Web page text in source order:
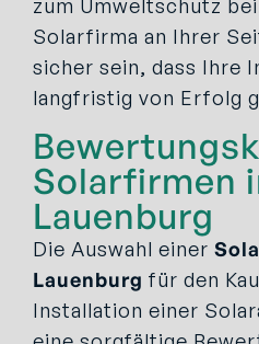
zum Umweltschutz
Solarfirma an Ihrer
sicher sein, dass Ihre
langfristig von Erfolg
Solarfirmen
Lauenburg
Die Auswahl einer
Lauenburg für den
Installation einer